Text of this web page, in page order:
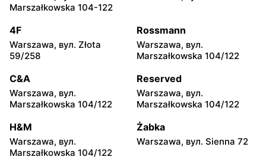
Netto
Pruszkowska 70
Netto
Ułanów 1C
Netto
Olszankowa 56
Netto
Warszawy 2A
Netto
Jadowska 47D
Netto
Kuklińskiego 1
Netto Netto
Marszałkowska 104-122
4F
Warszawa, вул. Złota
59/258
Rossmann
Warszawa, вул.
Marszałkowska 104/122
C&A
Warszawa, вул.
Marszałkowska 104/122
Reserved
Warszawa, вул.
Marszałkowska 104/122
H&M
Warszawa, вул.
Marszałkowska 104/122
Żabka
Warszawa, вул. Sienna 72